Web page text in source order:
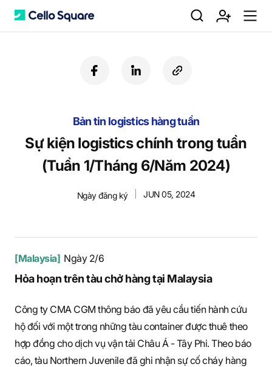
C
S
q
검 회 m
f
a
b
o
o
k
i
e
i
n
c
o
U
R
L
Bản tin logistics hàng tuần
Sự kiện logistics chính trong tuần
(Tuần 1/Tháng 6/Năm 2024)
Ngày đăng ký JUN 05, 2024
[Malaysia] Ngày 2/6
Hỏa hoạn trên tàu chở hàng tại Malaysia
Công ty CMA CGM thông báo đã yêu cầu tiến hành cứu
hộ đối với một trong những tàu container được thuê theo
hợp đồng cho dịch vụ vận tải Châu Á - Tây Phi. Theo báo
cáo, tàu Northern Juvenile đã ghi nhận sự cố cháy hàng